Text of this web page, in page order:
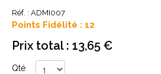
Réf. : ADMI007
Points Fidélité : 12
Prix total : 13,65 €
Qté